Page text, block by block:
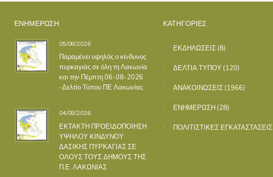
ΕΝΗΜΕΡΩΣΗ
05/08/2026
Παραμένει υψηλός ο κίνδυνος
πυρκαγιάς σε όλη τη Λακωνία
και την Πέμπτη 06-08-2026
-Δελτίο Τύπου ΠΕ Λακωνίας
04/08/2026
ΕΚΤΑΚΤΗ ΠΡΟΕΙΔΟΠΟΙΗΣΗ
ΥΨΗΛΟΥ ΚΙΝΔΥΝΟΥ
ΔΑΣΙΚΗΣ ΠΥΡΚΑΓΙΑΣ ΣΕ
ΟΛΟΥΣ ΤΟΥΣ ΔΗΜΟΥΣ ΤΗΣ
Π.Ε. ΛΑΚΩΝΙΑΣ
ΚΑΤΗΓΟΡΙΕΣ
ΕΚΔΗΛΩΣΕΙΣ (8)
ΔΕΛΤΙΑ ΤΥΠΟΥ (120)
ΑΝΑΚΟΙΝΩΣΕΙΣ (1966)
ΕΝΗΜΕΡΩΣΗ (28)
ΠΟΛΙΤΙΣΤΙΚΕΣ ΕΓΚΑΤΑΣΤΑΣΕΙΣ